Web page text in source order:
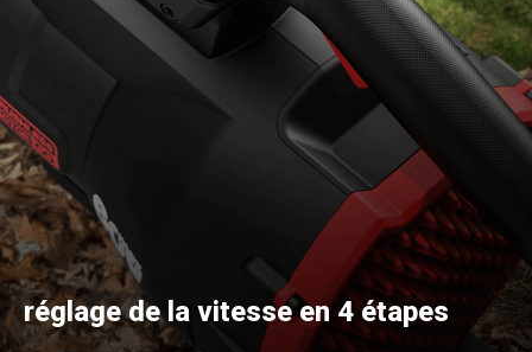
réglage de la vitesse en 4 étapes